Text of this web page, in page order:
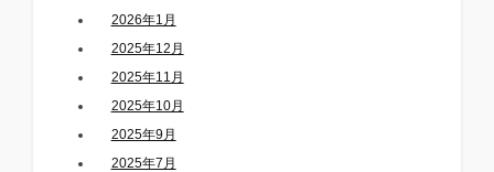
2026年1月
2025年12月
2025年11月
2025年10月
2025年9月
2025年7月